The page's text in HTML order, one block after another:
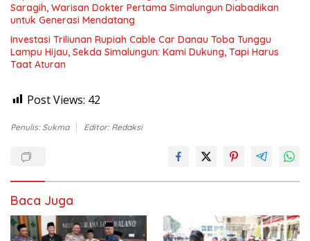
Saragih, Warisan Dokter Pertama Simalungun Diabadikan
untuk Generasi Mendatang
Investasi Triliunan Rupiah Cable Car Danau Toba Tunggu
Lampu Hijau, Sekda Simalungun: Kami Dukung, Tapi Harus
Taat Aturan
Post Views: 42
Penulis: Sukma Editor: Redaksi
Baca Juga